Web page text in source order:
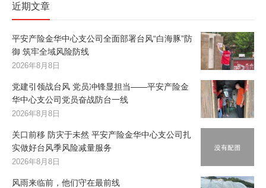
近期文章
平安产险金华中心支公司全面部署台风“白海豚”防
御 筑牢全域风险防线
2026年8月8日
党建引领战台风 党员冲锋显担当——平安产险金
华中心支公司党员奋战防台一线
2026年8月8日
关口前移 防灾于未然 平安产险金华中心支公司扎
实做好台风季风险减量服务
2026年8月8日
风雨来临前，他们守在最前线